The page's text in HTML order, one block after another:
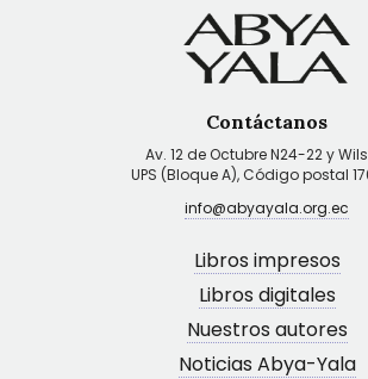
Contáctanos
Av. 12 de Octubre N24-22 y
UPS (Bloque A), Código postal
info@abyayala.org.ec
Libros impresos
Libros digitales
Nuestros autores
Noticias Abya-Yala